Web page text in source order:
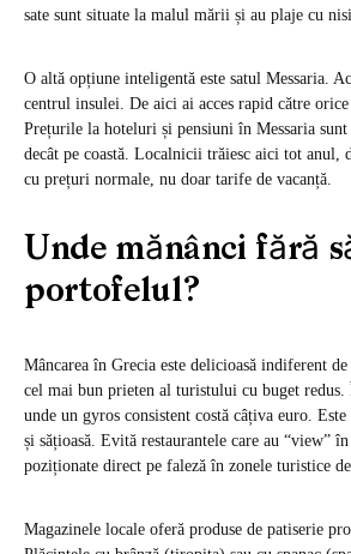
sate sunt situate la malul mării și au plaje cu
O altă opțiune inteligentă este satul Messaria.
centrul insulei. De aici ai acces rapid către
Prețurile la hoteluri și pensiuni în Messaria
decât pe coastă. Localnicii trăiesc aici tot anul,
cu prețuri normale, nu doar tarife de vacanță.
Unde mănânci fără
portofelul?
Mâncarea în Grecia este delicioasă indiferent
cel mai bun prieten al turistului cu buget
unde un gyros consistent costă câțiva euro. Este
și sățioasă. Evită restaurantele care au “view”
poziționate direct pe faleză în zonele turistice
Magazinele locale oferă produse de patiserie